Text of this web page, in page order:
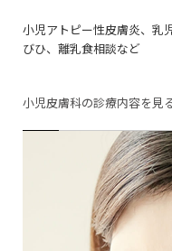
小児アトピー性皮膚炎、乳
びひ、離乳食相談など
小児皮膚科の診療内容を見